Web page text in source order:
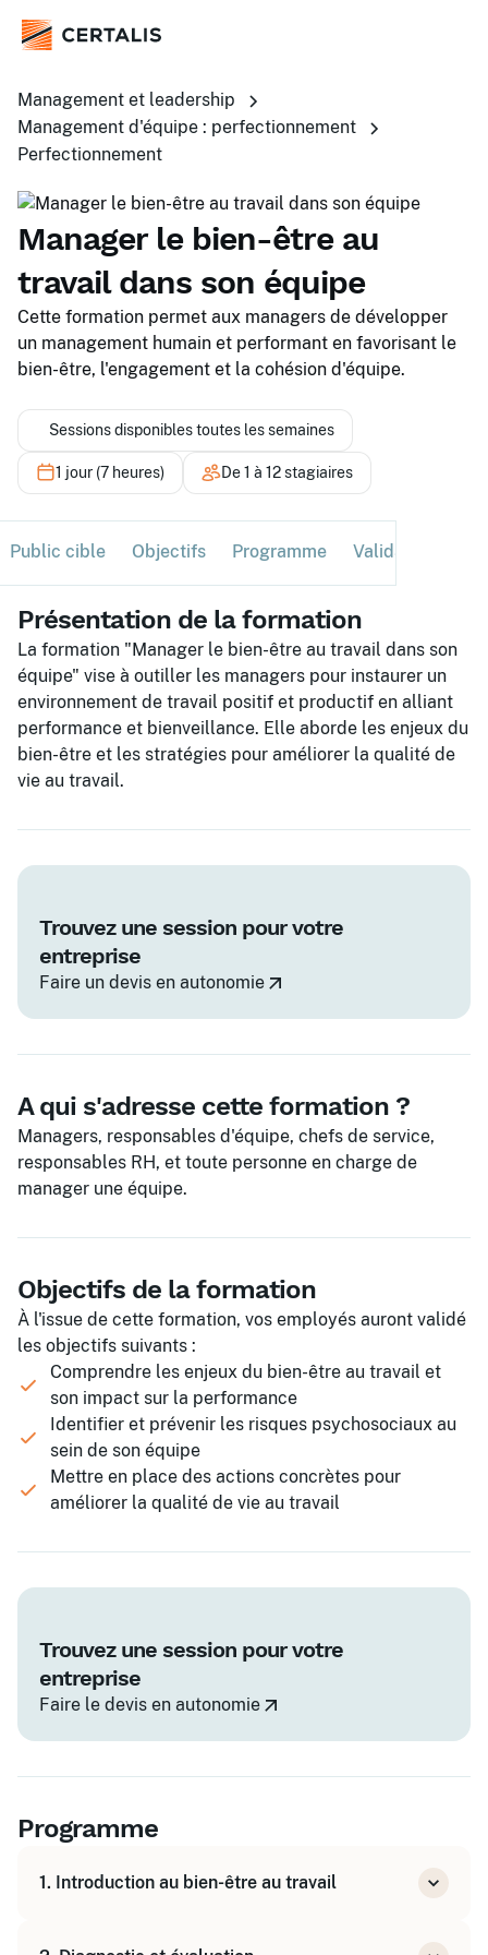
Management et leadership
Management d'équipe : perfectionnement
Perfectionnement
Manager le bien-être au
travail dans son équipe
Cette formation permet aux managers de développer
un management humain et performant en favorisant le
bien-être, l'engagement et la cohésion d'équipe.
Sessions disponibles toutes les semaines
1 jour (7 heures) De 1 à 12 stagiaires
Public cible Objectifs Programme Validation
Présentation de la formation
La formation "Manager le bien-être au travail dans son
équipe" vise à outiller les managers pour instaurer un
environnement de travail positif et productif en alliant
performance et bienveillance. Elle aborde les enjeux du
bien-être et les stratégies pour améliorer la qualité de
vie au travail.
Trouvez une session pour votre
entreprise
Faire un devis en autonomie
A qui s'adresse cette formation ?
Managers, responsables d'équipe, chefs de service,
responsables RH, et toute personne en charge de
manager une équipe.
Objectifs de la formation
À l'issue de cette formation, vos employés auront validé
les objectifs suivants :
Comprendre les enjeux du bien-être au travail et
son impact sur la performance
Identifier et prévenir les risques psychosociaux au
sein de son équipe
Mettre en place des actions concrètes pour
améliorer la qualité de vie au travail
Trouvez une session pour votre
entreprise
Faire le devis en autonomie
Programme
1. Introduction au bien-être au travail